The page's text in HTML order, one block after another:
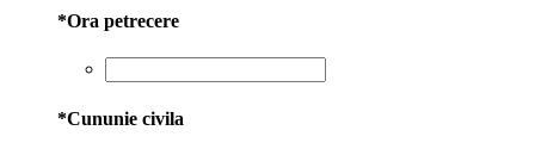
*Ora petrecere
*Cununie civila